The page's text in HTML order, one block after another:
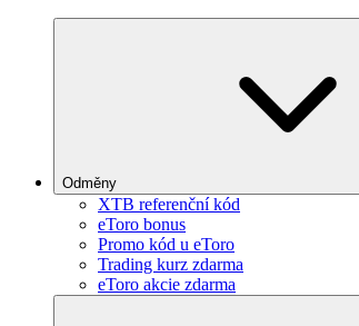
Odměny
XTB referenční kód
eToro bonus
Promo kód u eToro
Trading kurz zdarma
eToro akcie zdarma